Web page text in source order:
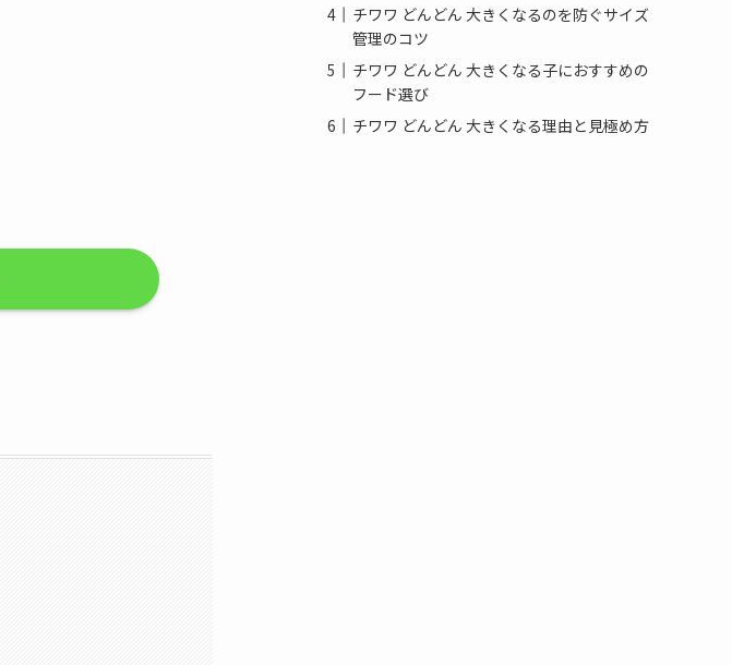
チワワ どんどん 大きくなるのを防ぐサイズ
管理のコツ
チワワ どんどん 大きくなる子におすすめの
フード選び
チワワ どんどん 大きくなる理由と見極め方